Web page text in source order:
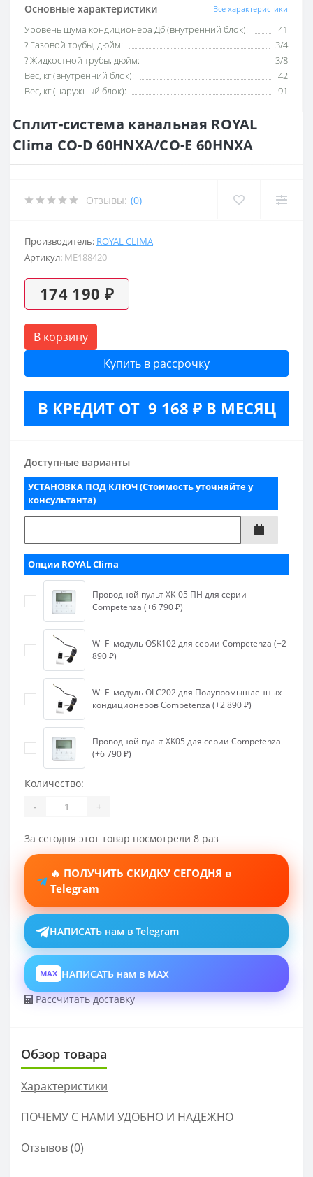
Основные характеристики Все характеристики
Уровень шума кондиционера Дб (внутренний блок):
41
? Газовой трубы, дюйм:
3/4
? Жидкостной трубы, дюйм:
3/8
Вес, кг (внутренний блок):
42
Вес, кг (наружный блок):
91
Сплит-система канальная ROYAL
Clima CO-D 60HNXA/CO-E 60HNXA
Отзывы: (0)
Производитель: ROYAL CLIMA
Артикул: ME188420
174 190 ₽
В корзину
Купить в рассрочку
В КРЕДИТ ОТ 9 168 ₽ В МЕСЯЦ
Доступные варианты
УСТАНОВКА ПОД КЛЮЧ (Стоимость уточняйте у
консультанта)
Опции ROYAL Clima
Проводной пульт XK-05 ПН для серии
Competenza (+6 790 ₽)
Wi-Fi модуль OSK102 для серии Competenza (+2
890 ₽)
Wi-Fi модуль OLC202 для Полупромышленных
кондиционеров Competenza (+2 890 ₽)
Проводной пульт XK05 для серии Competenza
(+6 790 ₽)
Количество:
- +
За сегодня этот товар посмотрели 8 раз
🔥 ПОЛУЧИТЬ СКИДКУ СЕГОДНЯ в
Telegram
НАПИСАТЬ нам в Telegram
MAX НАПИСАТЬ нам в MAX
Рассчитать доставку
Обзор товара
Характеристики
ПОЧЕМУ С НАМИ УДОБНО И НАДЕЖНО
Отзывов (0)